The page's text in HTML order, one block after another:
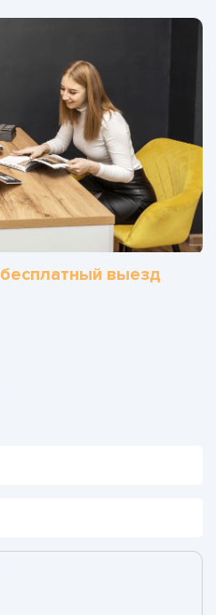
бесплатный выезд